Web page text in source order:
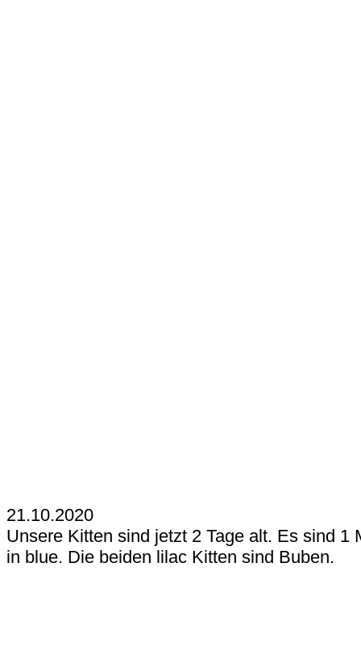
21.10.2020
Unsere Kitten sind jetzt 2 Tage alt. Es sind 1
in blue. Die beiden lilac Kitten sind Buben.